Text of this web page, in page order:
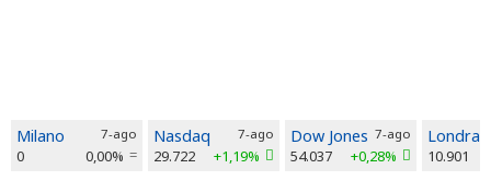
Milano 7-ago
0 0,00%
Nasdaq 7-ago
29.722 +1,19%
Dow Jones 7-ago
54.037 +0,28%
Londra
10.901